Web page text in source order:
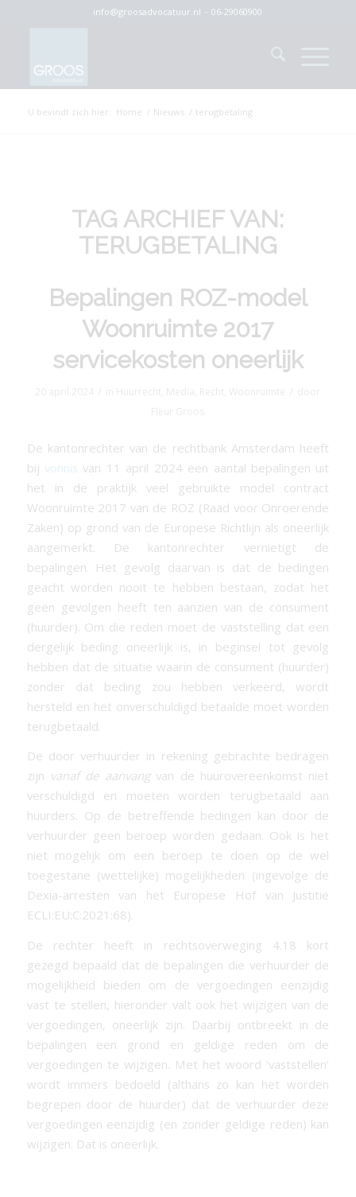
info@groosadvocatuur.nl –06-29060900
U bevindt zich hier: Home / Nieuws / terugbetaling
TAG ARCHIEF VAN:
TERUGBETALING
Bepalingen ROZ-model
Woonruimte 2017
servicekosten oneerlijk
De kantonrechter van de rechtbank Amsterdam heeft
bij vonnis van 11 april 2024 een aantal bepalingen uit
het in de praktijk veel gebruikte model contract
Woonruimte 2017 van de ROZ (Raad voor Onroerende
Zaken) op grond van de Europese Richtlijn als oneerlijk
aangemerkt. De kantonrechter vernietigt de
bepalingen. Het gevolg daarvan is dat de bedingen
geacht worden nooit te hebben bestaan, zodat het
geen gevolgen heeft ten aanzien van de consument
(huurder). Om die reden moet de vaststelling dat een
dergelijk beding oneerlijk is, in beginsel tot gevolg
hebben dat de situatie waarin de consument (huurder)
zonder dat beding zou hebben verkeerd, wordt
hersteld en het onverschuldigd betaalde moet worden
terugbetaald.
De door verhuurder in rekening gebrachte bedragen
zijn vanaf de aanvangvan de huurovereenkomst niet
verschuldigd en moeten worden terugbetaald aan
huurders. Op de betreffende bedingen kan door de
verhuurder geen beroep worden gedaan. Ook is het
niet mogelijk om een beroep te doen op de wel
toegestane (wettelijke) mogelijkheden (ingevolge de
Dexia-arresten van het Europese Hof van Justitie
ECLI:EU:C:2021:68).
De rechter heeft in rechtsoverweging 4.18 kort
gezegd bepaald dat de bepalingen die verhuurder de
mogelijkheid bieden om de vergoedingen eenzijdig
vast te stellen, hieronder valt ook het wijzigen van de
vergoedingen, oneerlijk zijn. Daarbij ontbreekt in de
bepalingen een grond en geldige reden om de
vergoedingen te wijzigen. Met het woord ‘vaststellen’
wordt immers bedoeld (althans zo kan het worden
begrepen door de huurder) dat de verhuurder deze
vergoedingen eenzijdig (en zonder geldige reden) kan
wijzigen. Dat is oneerlijk.